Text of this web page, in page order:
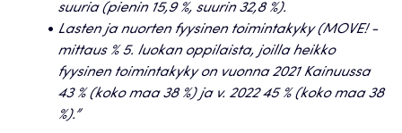
suuria (pienin 15,9 %, suurin 32,8 %).
Lasten ja nuorten fyysinen toimintakyky (MOVE! -
mittaus % 5. luokan oppilaista, joilla heikko
fyysinen toimintakyky on vuonna 2021 Kainuussa
43 % (koko maa 38 %) ja v. 2022 45 % (koko maa 38
%).”